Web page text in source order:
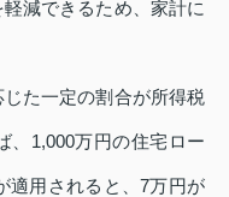
減できるため、家計に
た一定の割合が所得税
、1,000万円の住宅ロー
適用されると、7万円が